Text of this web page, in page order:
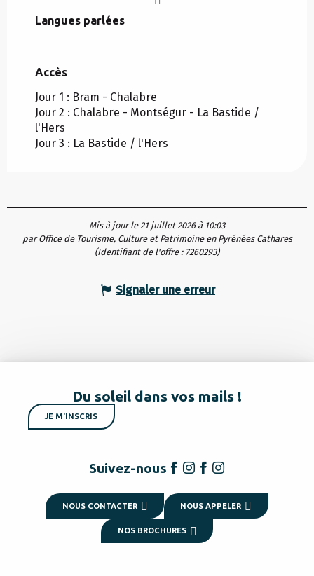
Langues parlées
Langues parlées
Accès
Accès
Jour 1 : Bram - Chalabre
Jour 2 : Chalabre - Montségur - La Bastide /
l'Hers
Jour 3 : La Bastide / l'Hers
Mis à jour le 21 juillet 2026 à 10:03
par Office de Tourisme, Culture et Patrimoine en Pyrénées Cathares
(Identifiant de l'offre : 7260293)
Signaler une erreur
Du soleil dans vos mails !
JE M'INSCRIS
Suivez-nous
NOUS CONTACTER NOUS APPELER
NOS BROCHURES